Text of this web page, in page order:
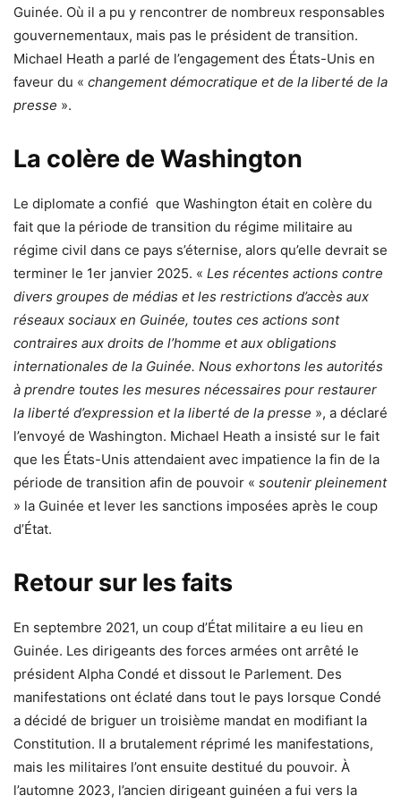
Guinée. Où il a pu y rencontrer de nombreux responsables
gouvernementaux, mais pas le président de transition.
Michael Heath a parlé de l’engagement des États-Unis en
faveur du « changement démocratique et de la liberté de la
presse ».
La colère de Washington
Le diplomate a confié que Washington était en colère du
fait que la période de transition du régime militaire au
régime civil dans ce pays s’éternise, alors qu’elle devrait se
terminer le 1er janvier 2025. « Les récentes actions contre
divers groupes de médias et les restrictions d’accès aux
réseaux sociaux en Guinée, toutes ces actions sont
contraires aux droits de l’homme et aux obligations
internationales de la Guinée. Nous exhortons les autorités
à prendre toutes les mesures nécessaires pour restaurer
la liberté d’expression et la liberté de la presse », a déclaré
l’envoyé de Washington. Michael Heath a insisté sur le fait
que les États-Unis attendaient avec impatience la fin de la
période de transition afin de pouvoir « soutenir pleinement
» la Guinée et lever les sanctions imposées après le coup
d’État.
Retour sur les faits
En septembre 2021, un coup d’État militaire a eu lieu en
Guinée. Les dirigeants des forces armées ont arrêté le
président Alpha Condé et dissout le Parlement. Des
manifestations ont éclaté dans tout le pays lorsque Condé
a décidé de briguer un troisième mandat en modifiant la
Constitution. Il a brutalement réprimé les manifestations,
mais les militaires l’ont ensuite destitué du pouvoir. À
l’automne 2023, l’ancien dirigeant guinéen a fui vers la